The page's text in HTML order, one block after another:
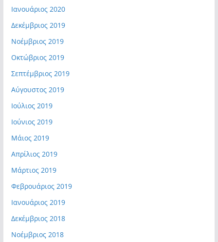
Ιανουάριος 2020
Δεκέμβριος 2019
Νοέμβριος 2019
Οκτώβριος 2019
Σεπτέμβριος 2019
Αύγουστος 2019
Ιούλιος 2019
Ιούνιος 2019
Μάιος 2019
Απρίλιος 2019
Μάρτιος 2019
Φεβρουάριος 2019
Ιανουάριος 2019
Δεκέμβριος 2018
Νοέμβριος 2018